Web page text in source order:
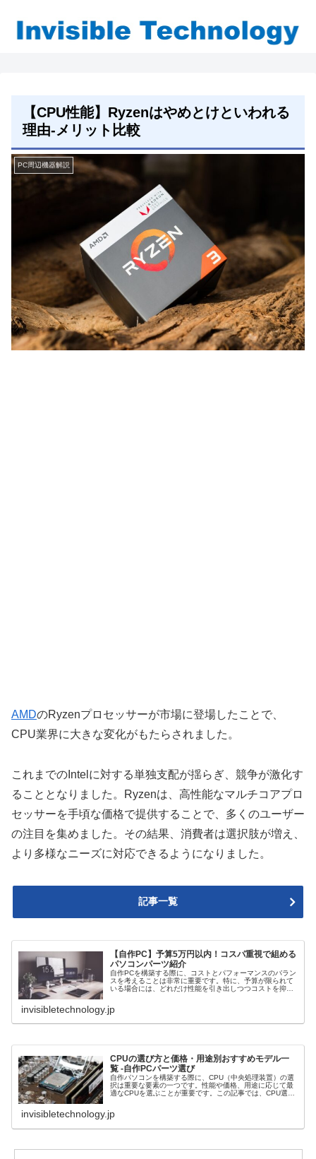
【CPU性能】Ryzenはやめとけといわれる
理由-メリット比較
PC周辺機器解説
AMDのRyzenプロセッサーが市場に登場したことで、
CPU業界に大きな変化がもたらされました。
これまでのIntelに対する単独支配が揺らぎ、競争が激化す
ることとなりました。Ryzenは、高性能なマルチコアプロ
セッサーを手頃な価格で提供することで、多くのユーザー
の注目を集めました。その結果、消費者は選択肢が増え、
より多様なニーズに対応できるようになりました。
記事一覧
【自作PC】予算5万円以内！コスパ重視で組める
パソコンパーツ紹介
自作PCを構築する際に、コストとパフォーマンスのバラン
スを考えることは非常に重要です。特に、予算が限られて
いる場合には、どれだけ性能を引き出しつつコストを抑え
invisibletechnology.jp
CPUの選び方と価格・用途別おすすめモデル一
覧 -自作PCパーツ選び
自作パソコンを構築する際に、CPU（中央処理装置）の選
択は重要な要素の一つです。性能や価格、用途に応じて最
適なCPUを選ぶことが重要です。この記事では、CPU選び
invisibletechnology.jp